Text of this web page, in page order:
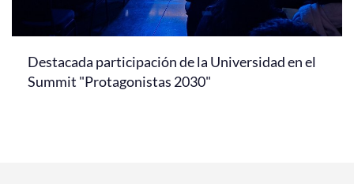
Destacada participación de la Universidad en el
Summit "Protagonistas 2030"